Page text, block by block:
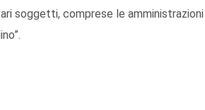
soggetti, comprese le amministrazioni